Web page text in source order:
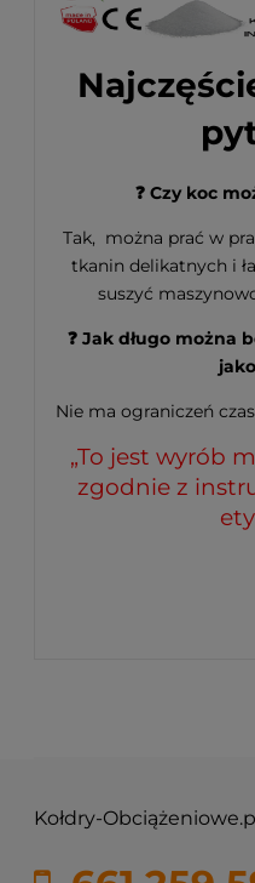
❓ Czy koc
Tak, można prać w
tkanin delikatnych i
suszyć
❓ Jak długo można
Nie ma ograniczeń
„To jest wyrób
zgodnie z
Kołdry-Obciążeniowe.pl